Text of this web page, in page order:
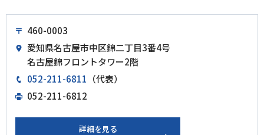
460-0003
愛知県名古屋市中区錦二丁目3番4号
名古屋錦フロントタワー2階
052-211-6811 （代表）
052-211-6812
詳細を見る